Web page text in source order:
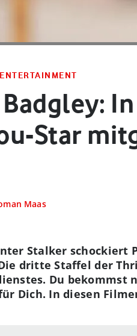
Badgley:
Star
Maas
Stalker schockiert
dritte Staffel der
Du bekommst
Dich. In diesen